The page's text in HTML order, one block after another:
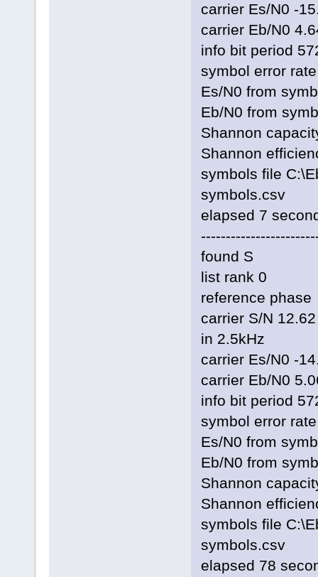
carrier Es/N0 -
carrier Eb/N0
info bit period
symbol error
Es/N0 from
Eb/N0 from
Shannon
Shannon
symbols file
symbols.csv
elapsed 7
found S
list rank 0
reference
carrier S/N
in 2.5kHz
carrier Es/N0 -
carrier Eb/N0
info bit period
symbol error
Es/N0 from
Eb/N0 from
Shannon
Shannon
symbols file
symbols.csv
elapsed 78